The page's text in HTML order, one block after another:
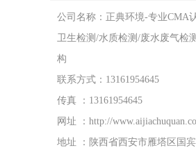
公司名称：正典环境-专业CMA
卫生检测/水质检测/废水废气检
构
联系方式：13161954645
传真 ：13161954645
网址 ：http://
地址 ：陕西省西安市雁塔区国